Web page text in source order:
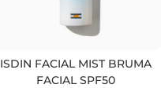
ISDIN FACIAL MIST BRUMA
FACIAL SPF50